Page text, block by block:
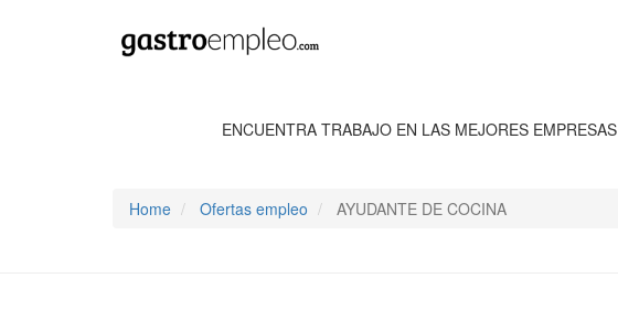
ENCUENTRA TRABAJO EN LAS MEJORES EMPRESAS
Home Ofertas empleo AYUDANTE DE COCINA